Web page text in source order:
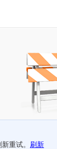
重试。 刷新